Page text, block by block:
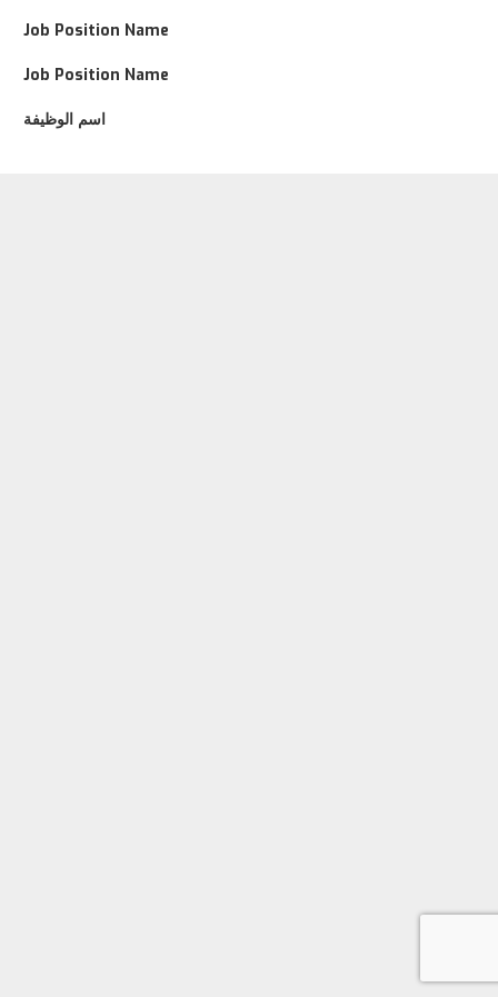
Job Position Name
Job Position Name
اسم الوظيفة